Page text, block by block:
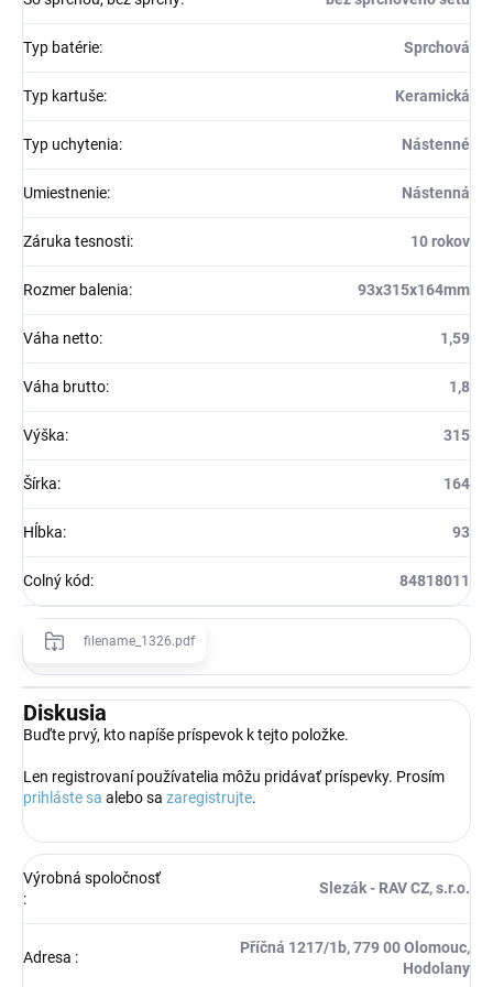
Typ batérie: Sprchová
Typ kartuše: Keramická
Typ uchytenia: Nástenné
Umiestnenie: Nástenná
Záruka tesnosti: 10 rokov
Rozmer balenia: 93x315x164mm
Váha netto: 1,59
Váha brutto: 1,8
Výška: 315
Šírka: 164
Hĺbka: 93
Colný kód: 84818011
filename_1326.pdf
Diskusia
Buďte prvý, kto napíše príspevok k tejto položke.
Len registrovaní používatelia môžu pridávať príspevky. Prosím
prihláste sa alebo sa zaregistrujte.
Výrobná spoločnosť
:
Slezák - RAV CZ, s.r.o.
Adresa :
Příčná 1217/1b, 779 00 Olomouc,
Hodolany